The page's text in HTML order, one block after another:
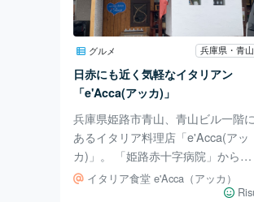
店舗ありました。 どちらもテラス
席から、 絶景が。 海に沈む夕陽を
眺めながら カクテルなど楽しめる
ようです🍸 他には、 BBQをできる
ピク
グルメ 兵庫県・青山
日赤にも近く気軽なイタリアン
「e'Acca(アッカ)」
兵庫県姫路市青山、青山ビル一階に
あるイタリア料理店「e'Acca(アッ
カ)」。 「姫路赤十字病院」から車
で2分の場所にあり、病院に行くと
きにお邪魔しましたよ。 本格的な
イタリア食堂 e'Acca（アッカ）